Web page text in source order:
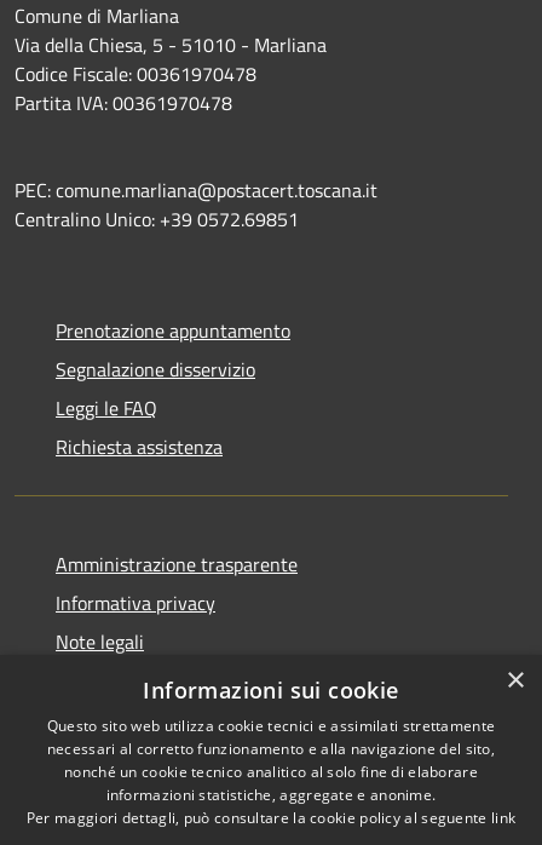
Comune di Marliana
Via della Chiesa, 5 - 51010 - Marliana
Codice Fiscale: 00361970478
Partita IVA: 00361970478
PEC: comune.marliana@postacert.toscana.it
Centralino Unico: +39 0572.69851
Prenotazione appuntamento
Segnalazione disservizio
Leggi le FAQ
Richiesta assistenza
Amministrazione trasparente
Informativa privacy
Note legali
Dichiarazione di accessibilità
Accessibilità
Copyright © 2026 • Comune di
Marliana • Powered by
×
Informazioni sui cookie
Questo sito web utilizza cookie tecnici e assimilati strettamente
necessari al corretto funzionamento e alla navigazione del sito,
nonché un cookie tecnico analitico al solo fine di elaborare
informazioni statistiche, aggregate e anonime.
Per maggiori dettagli, può consultare la cookie policy al seguente link